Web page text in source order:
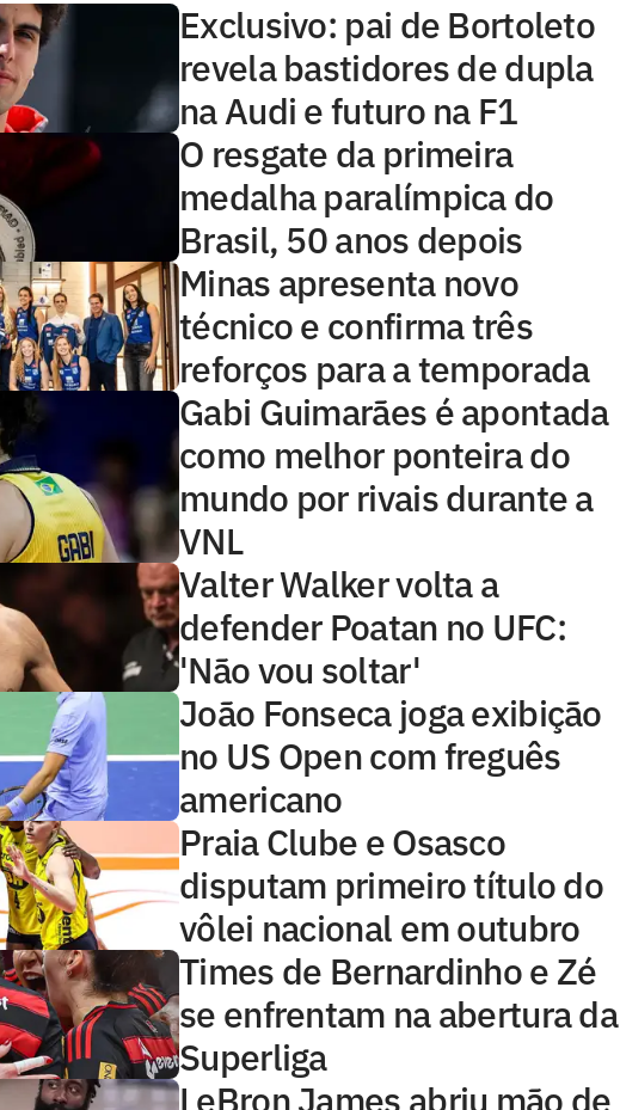
Exclusivo: pai de Bortoleto
revela bastidores de dupla
na Audi e futuro na F1
O resgate da primeira
medalha paralímpica do
Brasil, 50 anos depois
Minas apresenta novo
técnico e confirma três
reforços para a temporada
Gabi Guimarães é apontada
como melhor ponteira do
mundo por rivais durante a
VNL
Valter Walker volta a
defender Poatan no UFC:
'Não vou soltar'
João Fonseca joga exibição
no US Open com freguês
americano
Praia Clube e Osasco
disputam primeiro título do
vôlei nacional em outubro
Times de Bernardinho e Zé
se enfrentam na abertura da
Superliga
LeBron James abriu mão de